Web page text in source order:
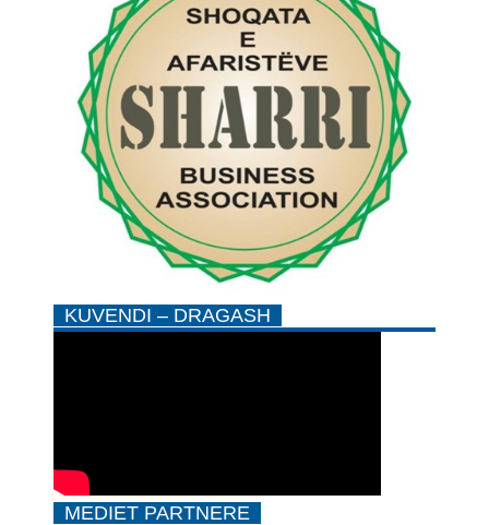
KUVENDI – DRAGASH
MEDIET PARTNERE